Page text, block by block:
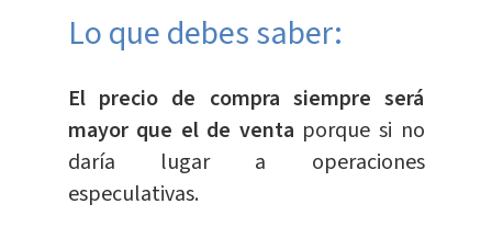
Lo que debes saber:
El precio de compra siempre será
mayor que el de venta porque si no
daría lugar a operaciones
especulativas.